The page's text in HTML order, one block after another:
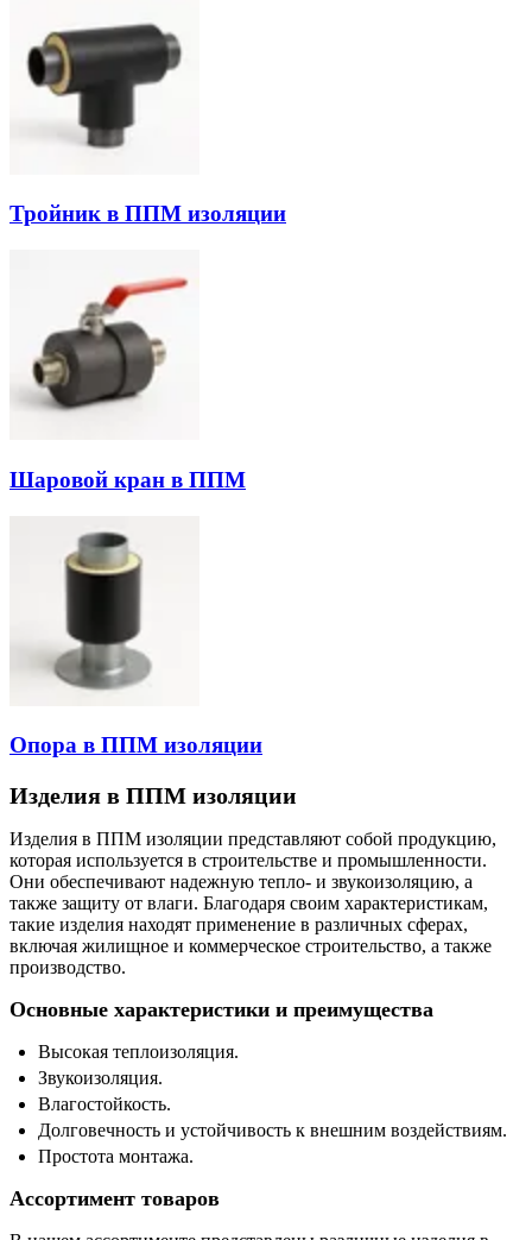
Тройник в ППМ изоляции
Шаровой кран в ППМ
Опора в ППМ изоляции
Изделия в ППМ изоляции
Изделия в ППМ изоляции представляют собой продукцию,
которая используется в строительстве и промышленности.
Они обеспечивают надежную тепло- и звукоизоляцию, а
также защиту от влаги. Благодаря своим характеристикам,
такие изделия находят применение в различных сферах,
включая жилищное и коммерческое строительство, а также
производство.
Основные характеристики и преимущества
Высокая теплоизоляция.
Звукоизоляция.
Влагостойкость.
Долговечность и устойчивость к внешним воздействиям.
Простота монтажа.
Ассортимент товаров